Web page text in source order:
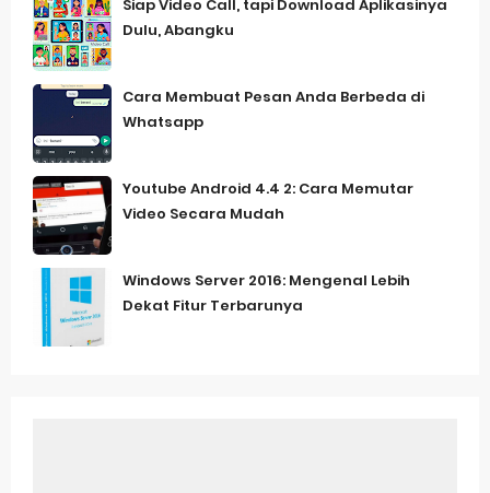
Siap Video Call, tapi Download Aplikasinya
Dulu, Abangku
Cara Membuat Pesan Anda Berbeda di
Whatsapp
Youtube Android 4.4 2: Cara Memutar
Video Secara Mudah
Windows Server 2016: Mengenal Lebih
Dekat Fitur Terbarunya